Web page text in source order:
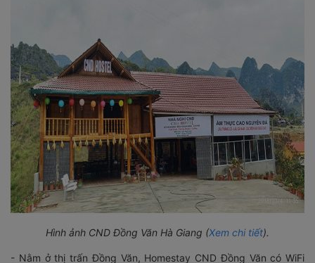
Hình ảnh CND Đồng Văn Hà Giang (Xem chi tiết).
- Nằm ở thị trấn Đồng Văn, Homestay CND Đồng Văn có WiFi